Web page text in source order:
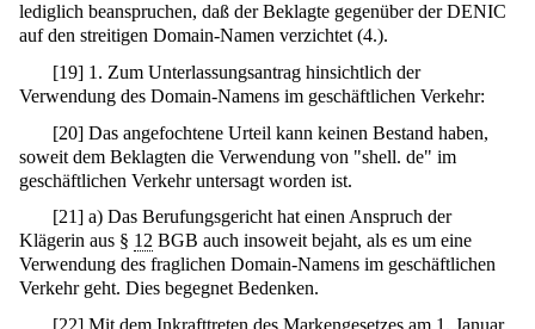
lediglich beanspruchen, daß der Beklagte gegenüber der DENIC
auf den streitigen Domain-Namen verzichtet (4.).
[19] 1. Zum Unterlassungsantrag hinsichtlich der
Verwendung des Domain-Namens im geschäftlichen Verkehr:
[20] Das angefochtene Urteil kann keinen Bestand haben,
soweit dem Beklagten die Verwendung von "shell. de" im
geschäftlichen Verkehr untersagt worden ist.
[21] a) Das Berufungsgericht hat einen Anspruch der
Klägerin aus § 12 BGB auch insoweit bejaht, als es um eine
Verwendung des fraglichen Domain-Namens im geschäftlichen
Verkehr geht. Dies begegnet Bedenken.
[22] Mit dem Inkrafttreten des Markengesetzes am 1. Januar